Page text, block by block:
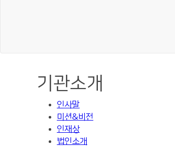
기관소개
인사말
미션&비전
인재상
법인소개